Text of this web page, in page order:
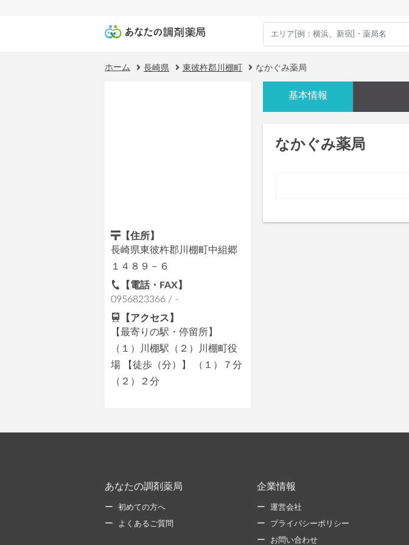
ホーム 長崎県 東彼杵郡川棚町 なかぐみ薬局
【住所】
長崎県東彼杵郡川棚町中組郷
１４８９－６
【電話・FAX】
0956823366 / -
【アクセス】
【最寄りの駅・停留所】
（１）川棚駅（２）川棚町役
場 【徒歩（分）】 （１）７分
（２）２分
基本情報
なかぐみ薬局
あなたの調剤薬局
初めての方へ
よくあるご質問
企業情報
運営会社
プライバシーポリシー
お問い合わせ